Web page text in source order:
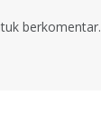
berkomentar.